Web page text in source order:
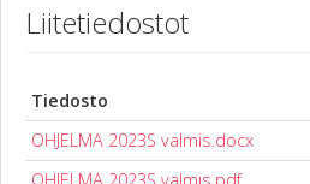
Liitetiedostot
Tiedosto
OHJELMA 2023S valmis.docx